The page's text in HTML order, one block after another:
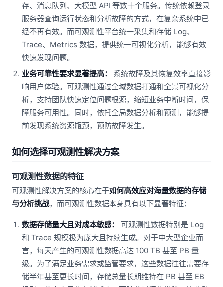
存、消息队列、大模型 API 等数十个服务。传统依赖登录
服务器查询运行状态和分析故障的方式，在复杂系统中已
经不再有效。而可观测性平台统一采集和存储 Log、
Trace、Metrics 数据，提供统一可视化分析，能够有效
快速发现问题。
业务可靠性要求显著提高：
系统故障及其恢复效率直接影
响用户体验。可观测性通过全域数据打通和全景可视化分
析，支持团队快速定位问题根源，缩短业务中断时间，保
障服务可用性。同时，依托全局数据分析和预测，能够提
前发现系统资源瓶颈，预防故障发生。
如何选择可观测性解决方案
可观测性数据的特征
可观测性解决方案的核心在于如何高效应对海量数据的存储
与分析挑战，而可观测性数据本身具有以下显著特征：
数据存储量大且对成本敏感：
可观测性数据特别是 Log
和 Trace 规模极为庞大且持续生成。对于中大型企业而
言，每天产生的可观测性数据高达 100 TB 甚至 PB 量
级。为了满足业务需求或监管要求，这些数据往往需要存
储半年甚至更长时间，存储总量长期维持在 PB 甚至 EB